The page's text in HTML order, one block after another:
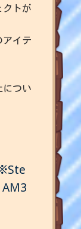
クトが
アイテ
につい